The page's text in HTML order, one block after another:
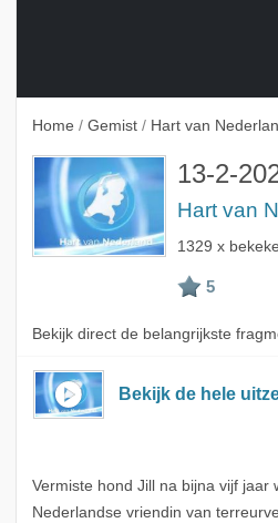
Home / Gemist / Hart van
13-2-
Hart van
1329 x
Bekijk direct de belangrijkste
Bekijk de hele
Vermiste hond Jill na bijna vijf jaar
Nederlandse vriendin van